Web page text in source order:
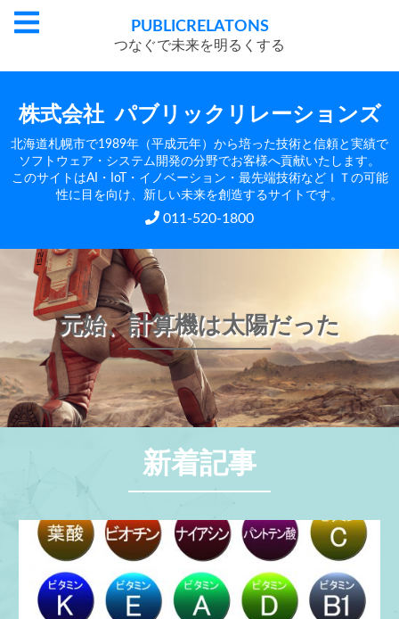
PUBLICRELATONS
つなぐで未来を明るくする
株式会社パブリックリレーションズ
北海道札幌市で1989年（平成元年）から培った技術と信頼と実績で
ソフトウェア・システム開発の分野でお客様へ貢献いたします。
このサイトはAI・IoT・イノベーション・最先端技術などＩＴの可能
性に目を向け、新しい未来を創造するサイトです。
011-520-1800
元始、計算機は太陽だった
新着記事